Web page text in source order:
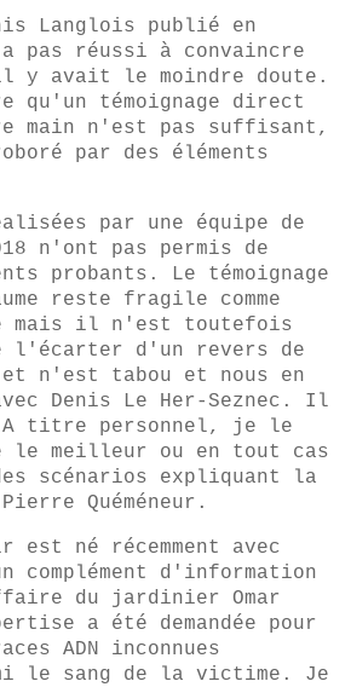
Langlois publié en
pas réussi à convaincre
avait le moindre doute.
qu'un témoignage direct
main n'est pas suffisant,
par des éléments
par une équipe de
n'ont pas permis de
probants. Le témoignage
reste fragile comme
mais il n'est toutefois
l'écarter d'un revers de
n'est tabou et nous en
Denis Le Her-Seznec. Il
titre personnel, je le
le meilleur ou en tout cas
scénarios expliquant la
Quéméneur.
est né récemment avec
complément d'information
du jardinier Omar
a été demandée pour
ADN inconnues
le sang de la victime. Je